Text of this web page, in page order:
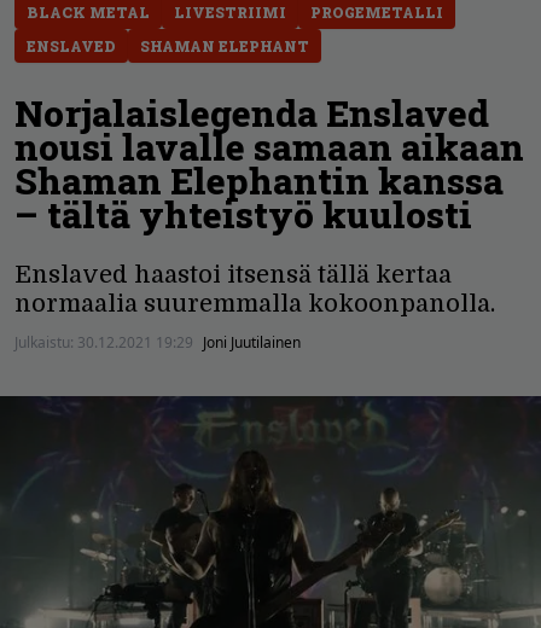
BLACK METAL LIVESTRIIMI
PROGEMETALLI
ENSLAVED
SHAMAN ELEPHANT
Norjalaislegenda Enslaved
nousi lavalle samaan aikaan
Shaman Elephantin kanssa
– tältä yhteistyö kuulosti
Enslaved haastoi itsensä tällä kertaa
normaalia suuremmalla kokoonpanolla.
Julkaistu: 30.12.2021 19:29 Joni Juutilainen